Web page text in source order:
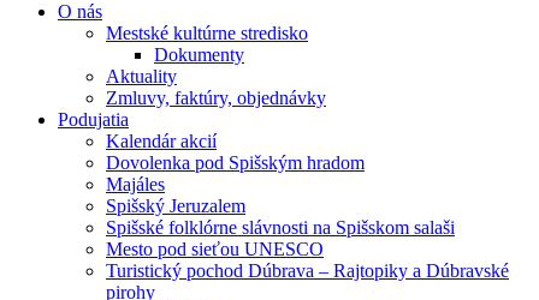
O nás
Mestské kultúrne stredisko
Dokumenty
Aktuality
Zmluvy, faktúry, objednávky
Podujatia
Kalendár akcií
Dovolenka pod Spišským hradom
Majáles
Spišský Jeruzalem
Spišské folklórne slávnosti na Spišskom salaši
Mesto pod sieťou UNESCO
Turistický pochod Dúbrava – Rajtopiky a Dúbravské
pirohy